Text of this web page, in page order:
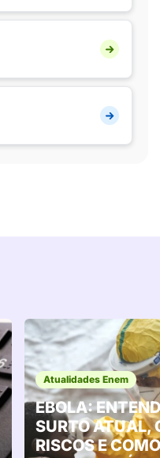
Atualidades Enem
EBOLA:
SURTO ATUAL,
RISCOS E